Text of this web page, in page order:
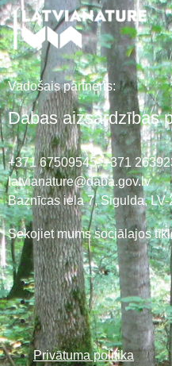
Vadošais partneris:
Dabas aizsardzības
+371 67509545,+371
latvianature@daba.gov.lv
Baznīcas iela 7, Sigulda, LV-
Sekojiet mums sociālajos
Privātuma politika